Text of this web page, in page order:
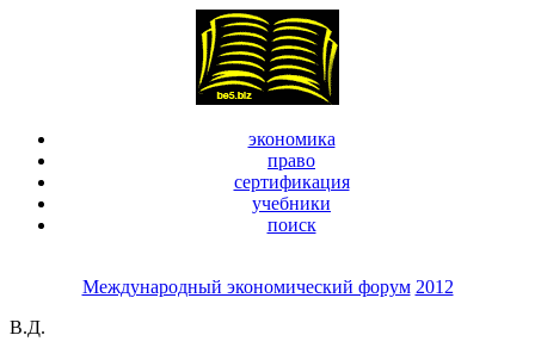
экономика
право
сертификация
учебники
поиск
Международный экономический форум 2012
В.Д.